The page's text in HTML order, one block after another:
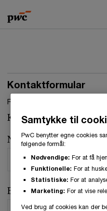
to
content
to
footer
Kontaktformular
Felter, markeret med stjerne,
Kontaktperson:Palle H.
Navn*
E-mail*
Samtykke til
PwC benytter egne cookies
følgende formål:
Nødvendige: For at få
Funktionelle: For at
Statistiske: For at
Marketing: For at vise
Ved brug af cookies kan der